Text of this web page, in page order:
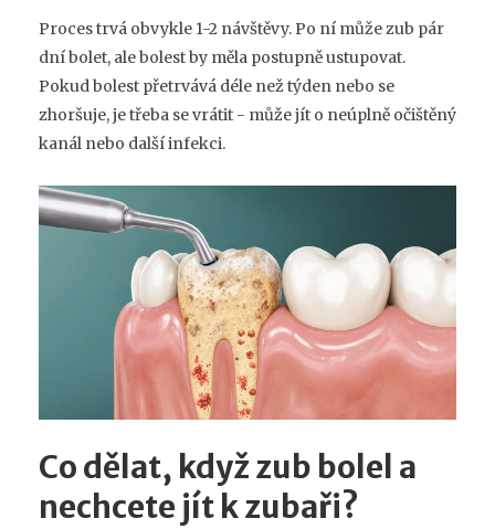
Proces trvá obvykle 1-2 návštěvy. Po ní může zub pár
dní bolet, ale bolest by měla postupně ustupovat.
Pokud bolest přetrvává déle než týden nebo se
zhoršuje, je třeba se vrátit - může jít o neúplně očištěný
kanál nebo další infekci.
Co dělat, když zub bolel a
nechcete jít k zubaři?